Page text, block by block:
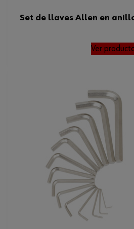
Set de llaves Allen en
Ver